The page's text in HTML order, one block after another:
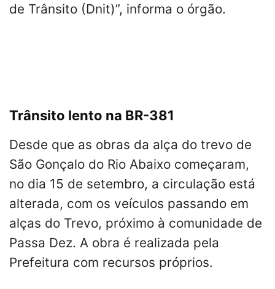
de Trânsito (Dnit)”, informa o órgão.
Trânsito lento na BR-381
Desde que as obras da alça do trevo de
São Gonçalo do Rio Abaixo começaram,
no dia 15 de setembro, a circulação está
alterada, com os veículos passando em
alças do Trevo, próximo à comunidade de
Passa Dez. A obra é realizada pela
Prefeitura com recursos próprios.